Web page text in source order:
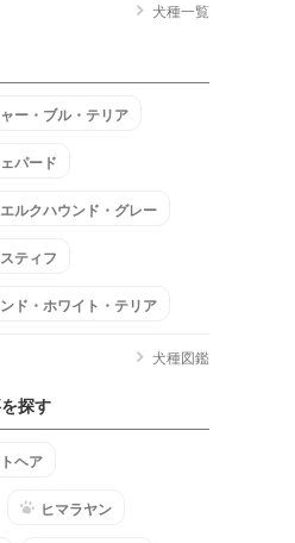
犬種一覧
ー・ブル・テリア
パード
ルクハウンド・グレー
ティフ
ド・ホワイト・テリア
犬種図鑑
探す
ヘア
ヒマラヤン